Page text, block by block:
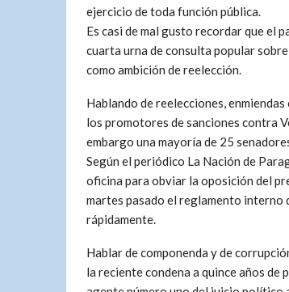
ejercicio de toda función pública.
Es casi de mal gusto recordar que el
cuarta urna de consulta popular
como ambición de reelección.
Hablando de reelecciones,
los promotores de sanciones contra
embargo una mayoría de 25
Según el periódico La Nación de
oficina para obviar la oposición del
martes pasado el reglamento interno
rápidamente.
Hablar de componenda y de
la reciente condena a quince años de